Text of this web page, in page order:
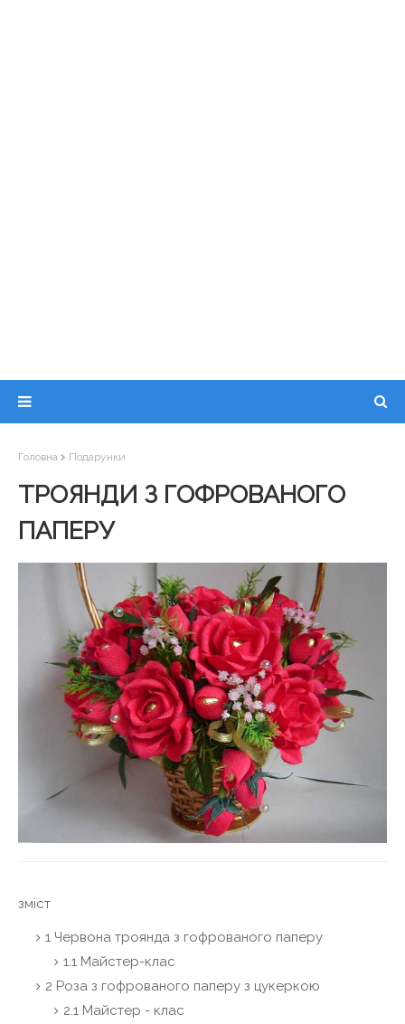
Головна Подарунки
ТРОЯНДИ З ГОФРОВАНОГО
ПАПЕРУ
зміст
1 Червона троянда з гофрованого паперу
1.1 Майстер-клас
2 Роза з гофрованого паперу з цукеркою
2.1 Майстер - клас